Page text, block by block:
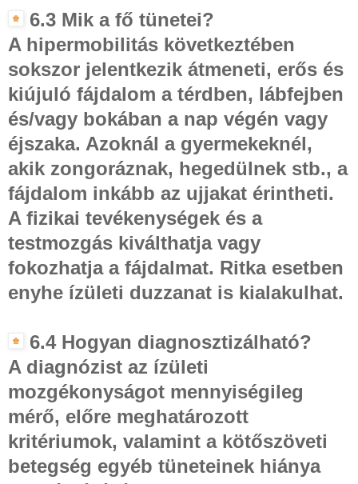
6.3 Mik a fő tünetei?
A hipermobilitás következtében
sokszor jelentkezik átmeneti, erős és
kiújuló fájdalom a térdben, lábfejben
és/vagy bokában a nap végén vagy
éjszaka. Azoknál a gyermekeknél,
akik zongoráznak, hegedülnek stb., a
fájdalom inkább az ujjakat érintheti.
A fizikai tevékenységek és a
testmozgás kiválthatja vagy
fokozhatja a fájdalmat. Ritka esetben
enyhe ízületi duzzanat is kialakulhat.
6.4 Hogyan diagnosztizálható?
A diagnózist az ízületi
mozgékonyságot mennyiségileg
mérő, előre meghatározott
kritériumok, valamint a kötőszöveti
betegség egyéb tüneteinek hiánya